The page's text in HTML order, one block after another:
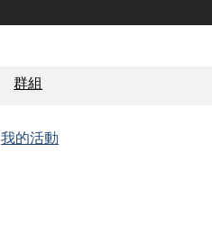
群組
我的活動